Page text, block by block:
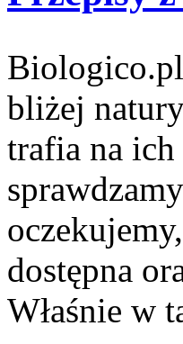
bliżej
trafia na
dostępna
Właśnie w